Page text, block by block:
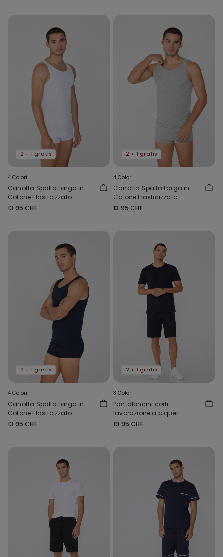
2 + 1 gratis
4 Colori
Canotta Spalla Larga in
Cotone Elasticizzato
13.95 CHF
2 + 1 gratis
4 Colori
Canotta Spalla Larga in
Cotone Elasticizzato
13.95 CHF
2 + 1 gratis
4 Colori
Canotta Spalla Larga in
Cotone Elasticizzato
13.95 CHF
2 + 1 gratis
3 Colori
Pantaloncini corti
lavorazione a piquet
19.95 CHF